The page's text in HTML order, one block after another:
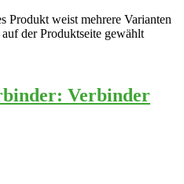
Produkt weist mehrere Varianten
der Produktseite gewählt
Verbinder